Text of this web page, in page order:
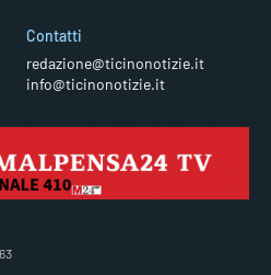
Contatti
redazione@ticinonotizie.it
info@ticinonotizie.it